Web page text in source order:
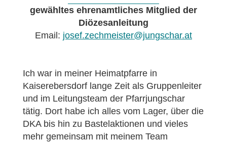
gewähltes ehrenamtliches Mitglied der
Diözesanleitung
Email: josef.zechmeister@jungschar.at
Ich war in meiner Heimatpfarre in
Kaiserebersdorf lange Zeit als Gruppenleiter
und im Leitungsteam der Pfarrjungschar
tätig. Dort habe ich alles vom Lager, über die
DKA bis hin zu Bastelaktionen und vieles
mehr gemeinsam mit meinem Team